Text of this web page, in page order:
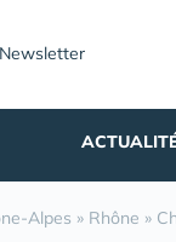
Newsletter
Alpes » Rhône »